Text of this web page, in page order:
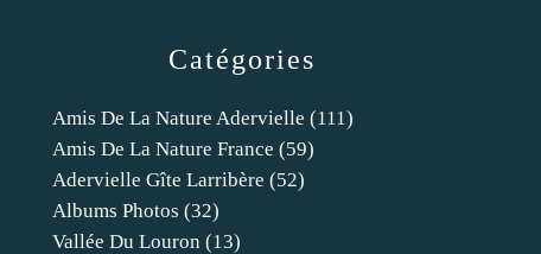
Catégories
Amis De La Nature Adervielle (111)
Amis De La Nature France (59)
Adervielle Gîte Larribère (52)
Albums Photos (32)
Vallée Du Louron (13)